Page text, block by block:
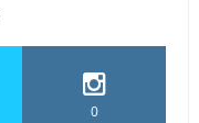
0